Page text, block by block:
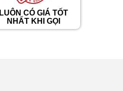
LUÔN CÓ GIÁ TỐT
NHẤT KHI GỌI